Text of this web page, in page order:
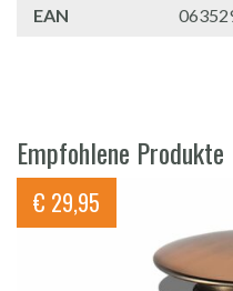
EAN
Empfohlene Produkte
€ 29,95